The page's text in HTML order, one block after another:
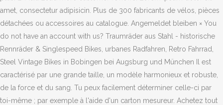
amet, consectetur adipisicin. Plus de 300 fabricants de vélos, pièces
détachées ou accessoires au catalogue. Angemeldet bleiben × You
do not have an account with us? Traumräder aus Stahl - historische
Rennräder & Singlespeed Bikes, urbanes Radfahren, Retro Fahrrad,
Steel Vintage Bikes in Bobingen bei Augsburg und München Il est
caractérisé par une grande taille, un modèle harmonieux et robuste,
de la force et du sang. Tu peux facilement déterminer celle-ci par
toi-même ; par exemple à l'aide d'un carton mesureur. Achetez tout